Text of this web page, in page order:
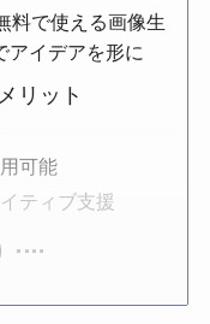
料で使える画像生
アイデアを形に
リット
可能
ティブ支援